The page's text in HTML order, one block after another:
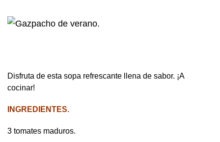
Disfruta de esta sopa refrescante llena de sabor. ¡A
cocinar!
INGREDIENTES.
3 tomates maduros.